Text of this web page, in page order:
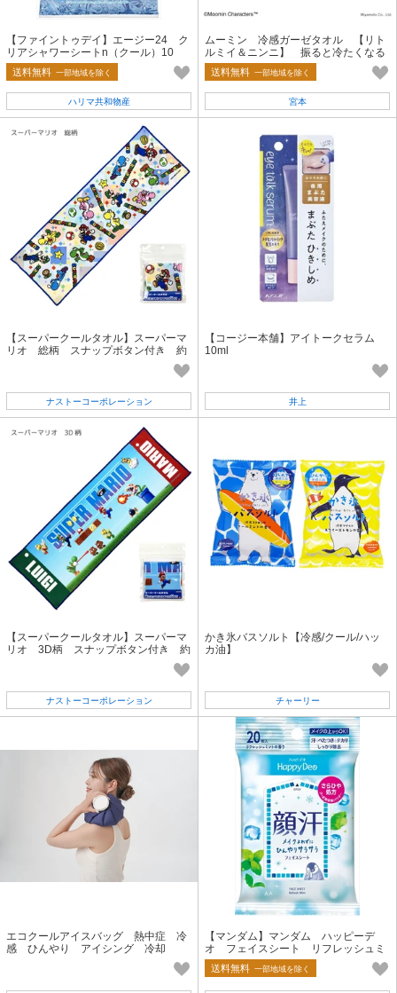
【ファイントゥデイ】エージー24 ク
リアシャワーシートn（クール）10
【制汗剤・デオドラント】
送料無料 一部地域を除く
ハリマ共和物産
ムーミン 冷感ガーゼタオル 【リト
ルミイ＆ニンニ】 振ると冷たくなる
タオル 約34×90cm
送料無料 一部地域を除く
宮本
【スーパークールタオル】スーパーマ
リオ 総柄 スナップボタン付き 約
ナストーコーポレーション
【コージー本舗】アイトークセラム
10ml
井上
【スーパークールタオル】スーパーマ
リオ 3D柄 スナップボタン付き 約
ナストーコーポレーション
かき氷バスソルト【冷感/クール/ハッ
カ油】
チャーリー
エコクールアイスバッグ 熱中症 冷
感 ひんやり アイシング 冷却
【マンダム】マンダム ハッピーデ
オ フェイスシート リフレッシュミ
ント【制汗剤・デオドラント】
送料無料 一部地域を除く